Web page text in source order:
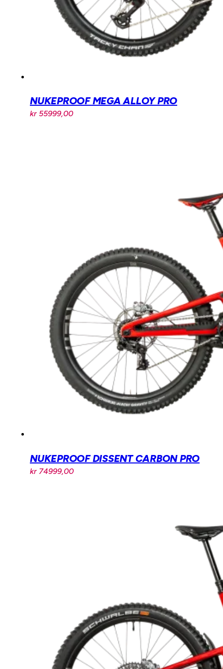
NUKEPROOF MEGA ALLOY PRO
kr 55999,00
NUKEPROOF DISSENT CARBON PRO
kr 74999,00